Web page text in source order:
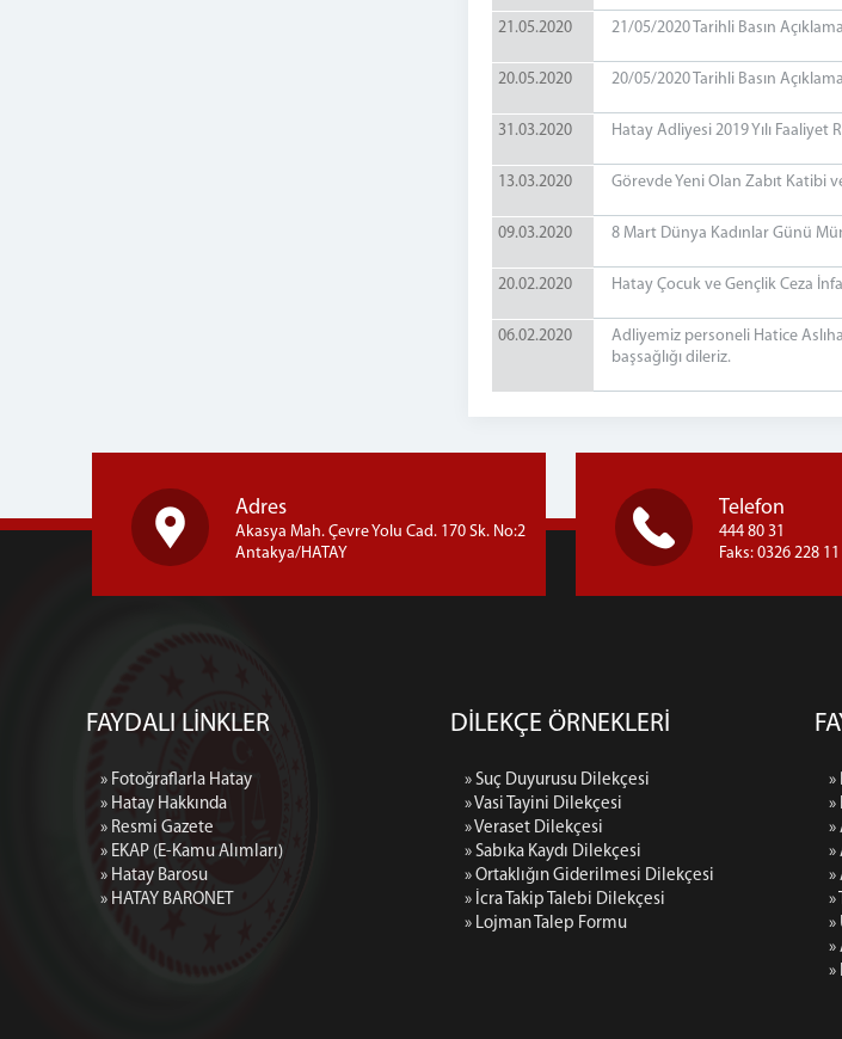
21.05.2020 21/05/2020 Tarihli Basın
20.05.2020 20/05/2020 Tarihli Basın
31.03.2020 Hatay Adliyesi 2019 Yılı
13.03.2020 Görevde Yeni Olan Zabıt Katibi
09.03.2020 8 Mart Dünya Kadınlar Günü
20.02.2020 Hatay Çocuk ve Gençlik Ceza
06.02.2020
Adliyemiz personeli Hatice
başsağlığı dileriz.
Adres
Akasya Mah. Çevre Yolu Cad. 170 Sk. No:2
Antakya/HATAY
Telefon
444 80 31
Faks: 0326 228
FAYDALI LİNKLER
» Fotoğraflarla Hatay
» Hatay Hakkında
» Resmi Gazete
» EKAP (E-Kamu Alımları)
» Hatay Barosu
» HATAY BARONET
DİLEKÇE ÖRNEKLERİ
» Suç Duyurusu Dilekçesi
» Vasi Tayini Dilekçesi
» Veraset Dilekçesi
» Sabıka Kaydı Dilekçesi
» Ortaklığın Giderilmesi Dilekçesi
» İcra Takip Talebi Dilekçesi
» Lojman Talep Formu
»
»
»
»
»
»
»
»
»